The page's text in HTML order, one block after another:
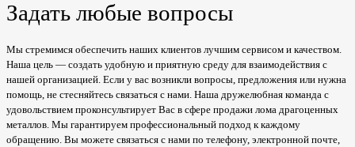
Задать любые вопросы
Мы стремимся обеспечить наших клиентов лучшим сервисом и качеством.
Наша цель — создать удобную и приятную среду для взаимодействия с
нашей организацией. Если у вас возникли вопросы, предложения или нужна
помощь, не стесняйтесь связаться с нами. Наша дружелюбная команда с
удовольствием проконсультирует Вас в сфере продажи лома драгоценных
металлов. Мы гарантируем профессиональный подход к каждому
обращению. Вы можете связаться с нами по телефону, электронной почте,